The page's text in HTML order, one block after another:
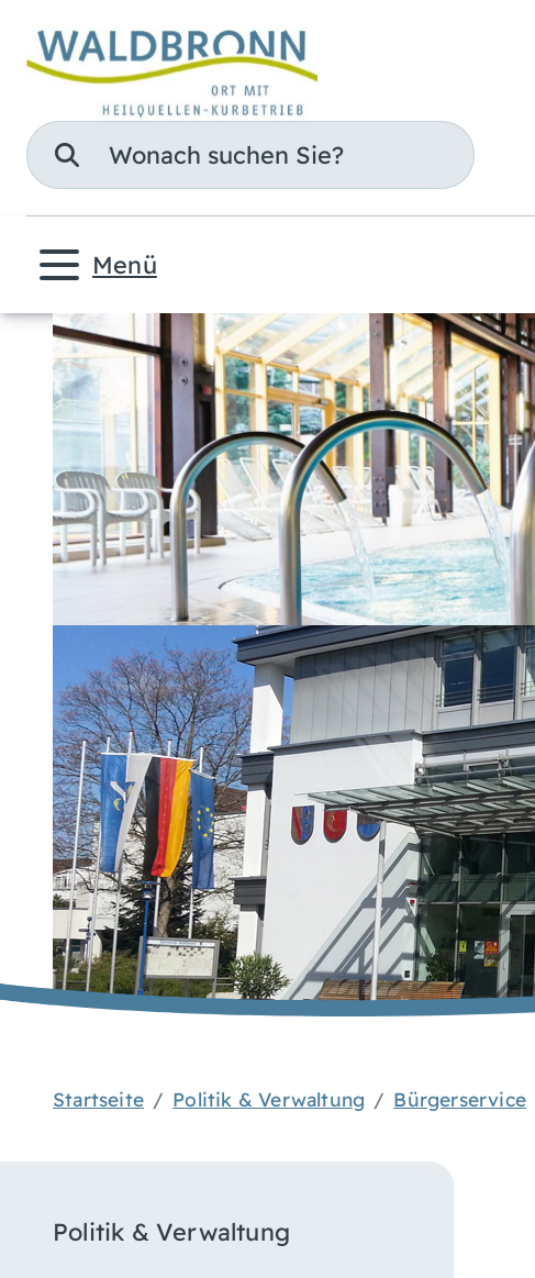
Suche
Menü
Startseite Politik & Verwaltung Bürgerservice
Politik & Verwaltung